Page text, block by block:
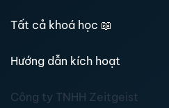
Tất cả khoá học 📖
Hướng dẫn kích hoạt
Công ty TNHH Zeitgeist